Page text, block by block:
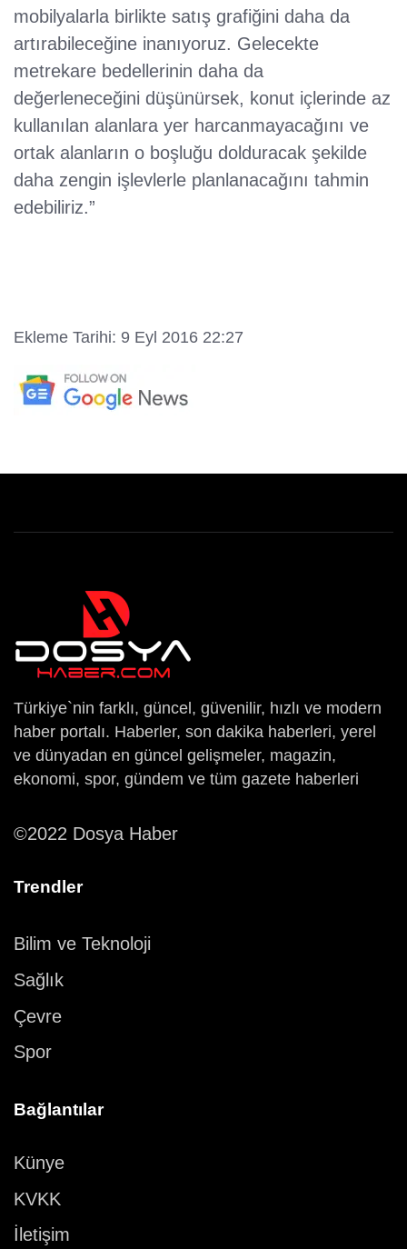
mobilyalarla birlikte satış grafiğini daha da
artırabileceğine inanıyoruz. Gelecekte
metrekare bedellerinin daha da
değerleneceğini düşünürsek, konut içlerinde az
kullanılan alanlara yer harcanmayacağını ve
ortak alanların o boşluğu dolduracak şekilde
daha zengin işlevlerle planlanacağını tahmin
edebiliriz.”
Ekleme Tarihi: 9 Eyl 2016 22:27
Türkiye`nin farklı, güncel, güvenilir, hızlı ve modern
haber portalı. Haberler, son dakika haberleri, yerel
ve dünyadan en güncel gelişmeler, magazin,
ekonomi, spor, gündem ve tüm gazete haberleri
©2022 Dosya Haber
Trendler
Bilim ve Teknoloji
Sağlık
Çevre
Spor
Bağlantılar
Künye
KVKK
İletişim